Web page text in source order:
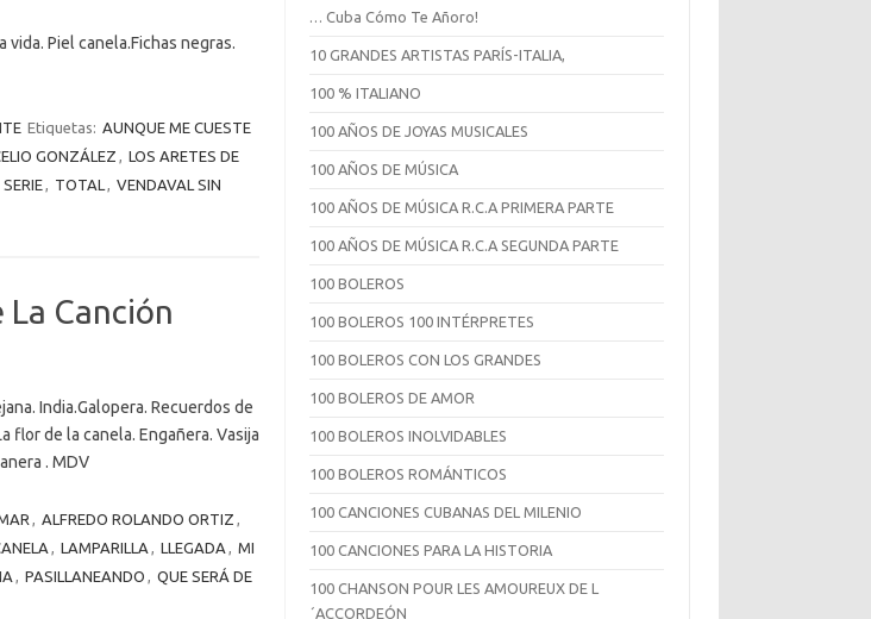
Piel canela.Fichas negras.
Etiquetas: AUNQUE ME CUESTE
GONZÁLEZ , LOS ARETES DE
SERIE, TOTAL , VENDAVAL SIN
Canción
India.Galopera. Recuerdos de
flor de la canela. Engañera. Vasija
. MDV
, ALFREDO ROLANDO ORTIZ ,
, LAMPARILLA , LLEGADA , MI
, PASILLANEANDO , QUE SERÁ DE
… Cuba Cómo Te Añoro!
10 GRANDES ARTISTAS PARÍS-ITALIA,
100 % ITALIANO
100 AÑOS DE JOYAS MUSICALES
100 AÑOS DE MÚSICA
100 AÑOS DE MÚSICA R.C.A PRIMERA PARTE
100 AÑOS DE MÚSICA R.C.A SEGUNDA PARTE
100 BOLEROS
100 BOLEROS 100 INTÉRPRETES
100 BOLEROS CON LOS GRANDES
100 BOLEROS DE AMOR
100 BOLEROS INOLVIDABLES
100 BOLEROS ROMÁNTICOS
100 CANCIONES CUBANAS DEL MILENIO
100 CANCIONES PARA LA HISTORIA
100 CHANSON POUR LES AMOUREUX DE L
´ACCORDEÓN